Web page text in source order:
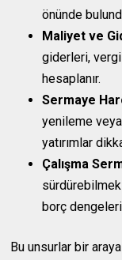
önünde
Maliyet ve
giderleri,
hesaplanır.
Sermaye
yenileme
yatırımlar
Çalışma
borç
Bu unsurlar bir